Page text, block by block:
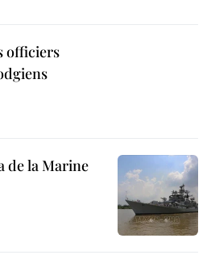
officiers
de la Marine